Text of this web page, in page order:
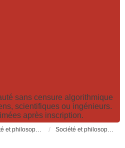
sans censure algorithmique
scientifiques ou ingénieurs.
après inscription.
Société et philosophie. Sciences et technologies. Santé et prévention. Société et philosophie